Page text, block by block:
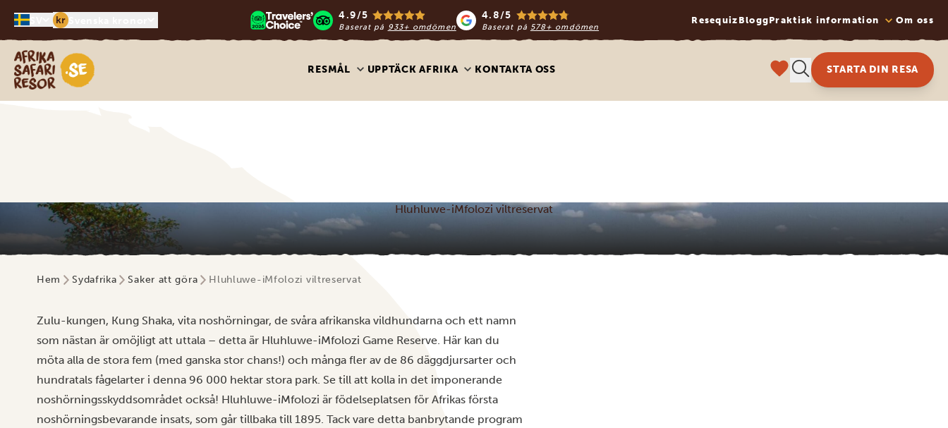
kr 4.9/5
Baserat på 933+ omdömen
4.8/5
Baserat på 578+ omdömen
Resequiz BloggPraktisk information Om oss
Safari-resor i Afrika
RESMÅL UPPTÄCK AFRIKA KONTAKTA OSS STARTA DIN RESA
Hluhluwe-iMfolozi viltreservat
Hem Sydafrika Saker att göra Hluhluwe-iMfolozi viltreservat
Zulu-kungen, Kung Shaka, vita noshörningar, de svåra afrikanska vildhundarna och ett namn
som nästan är omöjligt att uttala – detta är Hluhluwe-iMfolozi Game Reserve. Här kan du
möta alla de stora fem (med ganska stor chans!) och många fler av de 86 däggdjursarter och
hundratals fågelarter i denna 96 000 hektar stora park. Se till att kolla in det imponerande
noshörningsskyddsområdet också! Hluhluwe-iMfolozi är födelseplatsen för Afrikas första
noshörningsbevarande insats, som går tillbaka till 1895. Tack vare detta banbrytande program